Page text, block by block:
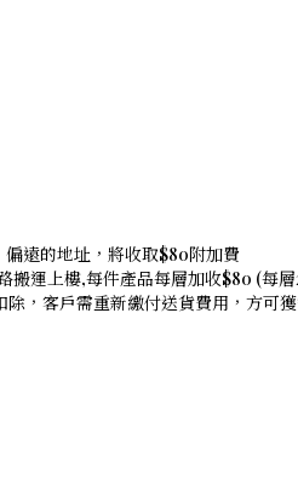
遠的地址，將收取$80附加費
搬運上樓,每件產品每層加收$80 (每
，客戶需重新繳付送貨費用，方可